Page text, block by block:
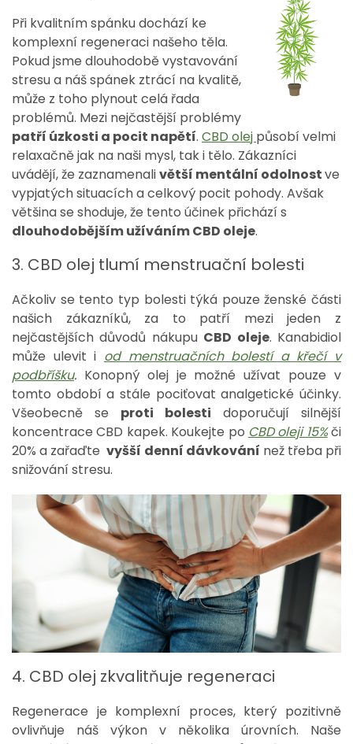
Při kvalitním spánku dochází ke
komplexní regeneraci našeho těla.
Pokud jsme dlouhodobě vystavování
stresu a náš spánek ztrácí na kvalitě,
může z toho plynout celá řada
problémů. Mezi nejčastější problémy
patří úzkosti a pocit napětí. CBD olej působí velmi
relaxačně jak na naši mysl, taki tělo. Zákazníci
uvádějí, že zaznamenalivětší mentální odolnostve
vypjatých situacích a celkový pocit pohody. Avšak
většina se shoduje, že tento účinek přichází s
dlouhodobějším užíváním CBD oleje.
3. CBD olej tlumí menstruační bolesti
Ačkoliv se tento typ bolesti týká pouze ženské části
našich zákazníků, za to patří mezi jeden z
nejčastějších důvodů nákupu CBD oleje. Kanabidiol
může ulevit i od menstruačních bolestí a křečí v
podbříšku. Konopný olej je možné užívat pouze v
tomto období a stále pociťovat analgetické účinky.
Všeobecně se proti bolesti doporučují silnější
koncentrace CBD kapek. Koukejte po CBD oleji 15%či
20% a zařaďtevyšší denní dávkování než třeba při
snižování stresu.
4. CBD olej zkvalitňuje regeneraci
Regenerace je komplexní proces, který pozitivně
ovlivňuje náš výkon v několika úrovních. Naše